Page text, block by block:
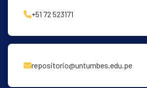
+51 72 523171
repositorio@untumbes.edu.pe